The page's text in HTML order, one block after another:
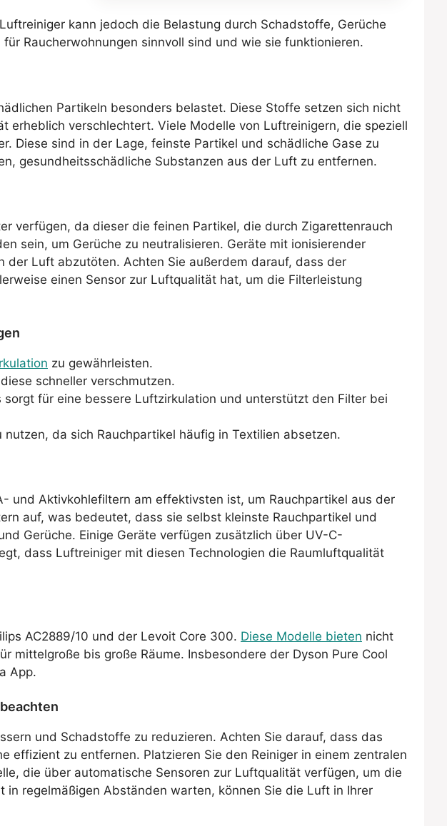
kann jedoch die Belastung durch Schadstoffe, Gerüche
Raucherwohnungen sinnvoll sind und wie sie funktionieren.
Partikeln besonders belastet. Diese Stoffe setzen sich nicht
verschlechtert. Viele Modelle von Luftreinigern, die speziell
Diese sind in der Lage, feinste Partikel und schädliche Gase zu
gesundheitsschädliche Substanzen aus der Luft zu entfernen.
verfügen, da dieser die feinen Partikel, die durch Zigarettenrauch
sein, um Gerüche zu neutralisieren. Geräte mit ionisierender
der Luft abzutöten. Achten Sie außerdem darauf, dass der
einen Sensor zur Luftqualität hat, um die Filterleistung
zu gewährleisten.
schneller verschmutzen.
sorgt für eine bessere Luftzirkulation und unterstützt den Filter bei
da sich Rauchpartikel häufig in Textilien absetzen.
und Aktivkohlefiltern am effektivsten ist, um Rauchpartikel aus der
auf, was bedeutet, dass sie selbst kleinste Rauchpartikel und
Gerüche. Einige Geräte verfügen zusätzlich über UV-C-
dass Luftreiniger mit diesen Technologien die Raumluftqualität
AC2889/10 und der Levoit Core 300. Diese Modelle bieten nicht
mittelgroße bis große Räume. Insbesondere der Dyson Pure Cool
App.
und Schadstoffe zu reduzieren. Achten Sie darauf, dass das
effizient zu entfernen. Platzieren Sie den Reiniger in einem zentralen
die über automatische Sensoren zur Luftqualität verfügen, um die
in regelmäßigen Abständen warten, können Sie die Luft in Ihrer